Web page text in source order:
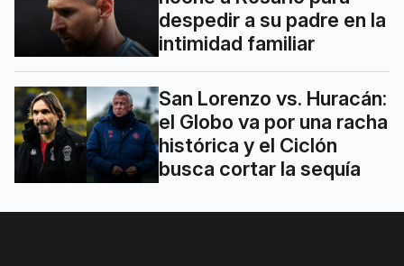
despedir a su padre en la
intimidad familiar
San Lorenzo vs. Huracán:
el Globo va por una racha
histórica y el Ciclón
busca cortar la sequía